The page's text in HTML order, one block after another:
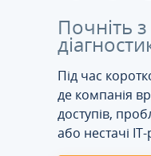
Почніть
Під час
де компанія
доступів,
або нестачі